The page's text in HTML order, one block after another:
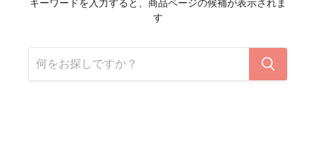
キーワードを入力すると、商品ページの候補が表示されま
す